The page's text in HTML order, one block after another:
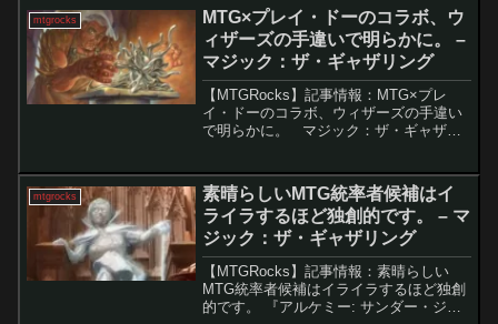
用の要となる存在です。特に緑以外のカ
ラーでは、マナ加...
mtgrocks
MTG×プレイ・ドーのコラボ、ウ
ィザーズの手違いで明らかに。 –
マジック：ザ・ギャザリング
【MTGRocks】記事情報：MTG×プレ
イ・ドーのコラボ、ウィザーズの手違い
で明らかに。 マジック：ザ・ギャザリ
レイ・ドー」とのクロスオーバーが登場
する可能性...
mtgrocks
素晴らしいMTG統率者候補はイ
ライラするほど独創的です。 – マ
ジック：ザ・ギャザリング
【MTGRocks】記事情報：素晴らしい
MTG統率者候補はイライラするほど独創
的です。 『アルケミー: サンダー・ジャ